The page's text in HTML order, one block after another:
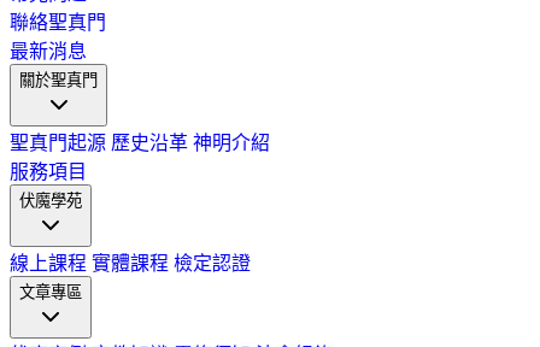
聯絡聖真門
最新消息
關於聖真門
聖真門起源 歷史沿革 神明介紹
服務項目
伏魔學苑
線上課程 實體課程 檢定認證
文章專區